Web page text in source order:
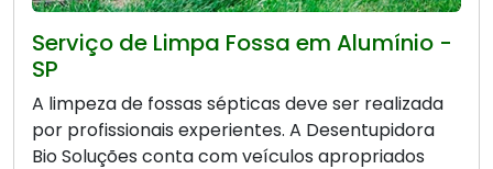
Serviço de Limpa Fossa em Alumínio -
SP
A limpeza de fossas sépticas deve ser realizada
por profissionais experientes. A Desentupidora
Bio Soluções conta com veículos apropriados